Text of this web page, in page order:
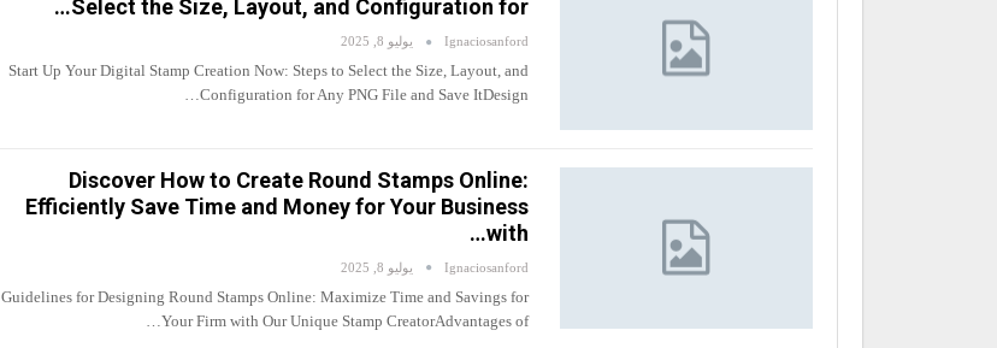
Select the Size, Layout, and Configuration for…
Ignaciosanford يوليو 8, 2025
Start Up Your Digital Stamp Creation Now: Steps to Select the Size, Layout, and
Configuration for Any PNG File and Save ItDesign…
Discover How to Create Round Stamps Online:
Efficiently Save Time and Money for Your Business
with…
Ignaciosanford يوليو 8, 2025
Guidelines for Designing Round Stamps Online: Maximize Time and Savings for
Your Firm with Our Unique Stamp CreatorAdvantages of…